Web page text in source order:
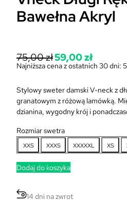
Bawełna Akryl
75,00zł P
i
r
w
o
n
a
c
e
n
w
59,00zł
A
t
u
a
n
c
e
a
w
Najniższa cena z ostatnich 30 dni:
Stylowy sweter damski V-neck z
granatowym z różową lamówką.
dzianina, wygodny krój i
Rozmiar swetra
XXS XXXS XXXXXL XS
Dodaj do koszyka
14 dni na zwrot